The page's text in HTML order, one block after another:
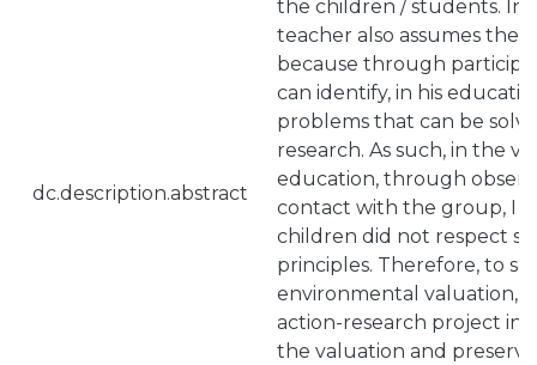
dc.description.abstract
the children / students. In
teacher also assumes the
because through
can identify, in his
problems that can be
research. As such, in the
education, through
contact with the group, I
children did not respect
principles. Therefore, to
environmental valuation, I
action-research project in
the valuation and